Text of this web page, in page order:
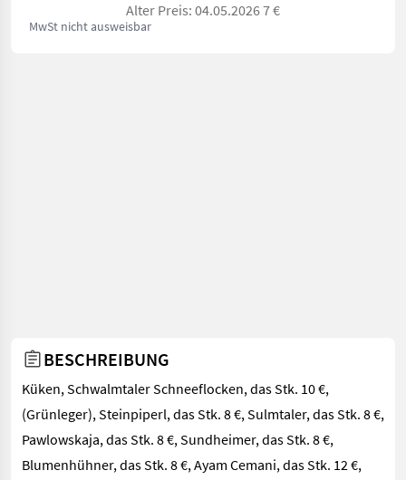
Alter Preis: 04.05.2026 7 €
MwSt nicht ausweisbar
BESCHREIBUNG
Küken, Schwalmtaler Schneeflocken, das Stk. 10 €,
(Grünleger), Steinpiperl, das Stk. 8 €, Sulmtaler, das Stk. 8 €,
Pawlowskaja, das Stk. 8 €, Sundheimer, das Stk. 8 €,
Blumenhühner, das Stk. 8 €, Ayam Cemani, das Stk. 12 €,